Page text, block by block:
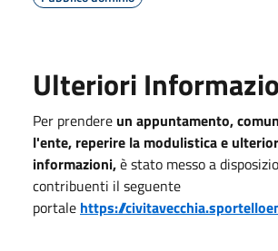
Ulteriori
Per prendere un appuntamento,
l'ente, reperire la modulistica e
informazioni,è stato messo a
contribuenti il seguente
portale https://